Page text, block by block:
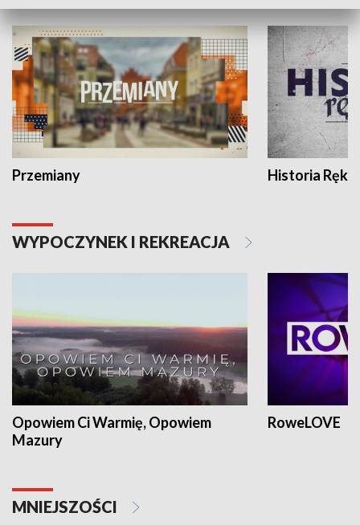
Przemiany Historia Ręką
WYPOCZYNEK I REKREACJA
Opowiem Ci Warmię, Opowiem
Mazury
RoweLOVE
MNIEJSZOŚCI